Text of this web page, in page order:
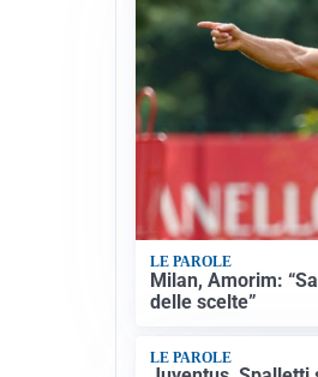
LE PAROLE
Milan, Amorim:
delle scelte”
LE PAROLE